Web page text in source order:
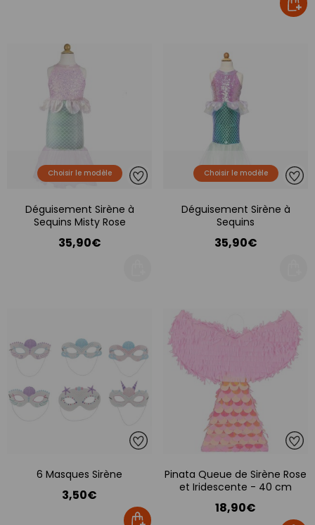
Choisir le modèle
Déguisement Sirène à
Sequins Misty Rose
35,90€
Choisir le modèle
Déguisement Sirène à
Sequins
35,90€
6 Masques Sirène
3,50€
Pinata Queue de Sirène Rose
et Iridescente - 40 cm
18,90€